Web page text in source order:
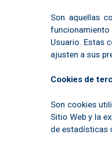
Son aquellas
Usuario. Estas
ajusten a sus
Cookies de
Son cookies
Sitio Web y la
de estadísticas